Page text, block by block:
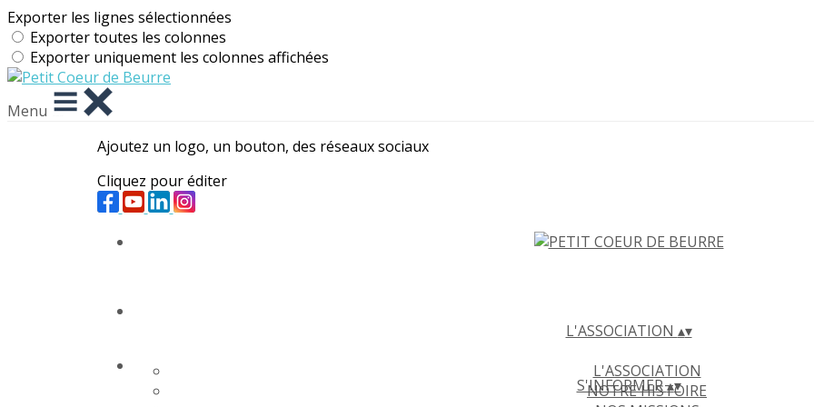
Exporter les lignes sélectionnées
Exporter toutes les colonnes
Exporter uniquement les colonnes affichées
Menu
Ajoutez un logo, un bouton, des réseaux sociaux
Cliquez pour éditer
L'ASSOCIATION ▴▾
L'ASSOCIATION
NOTRE HISTOIRE
S'INFORMER▴▾